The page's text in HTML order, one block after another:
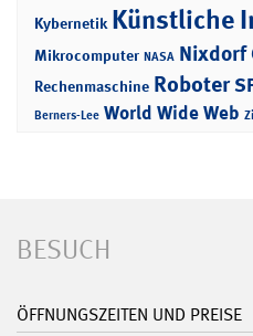
Kybernetik Künstliche
Mikrocomputer NASA Nixdorf
Rechenmaschine Roboter
Berners-Lee World Wide Web
BESUCH
ÖFFNUNGSZEITEN UND PREISE